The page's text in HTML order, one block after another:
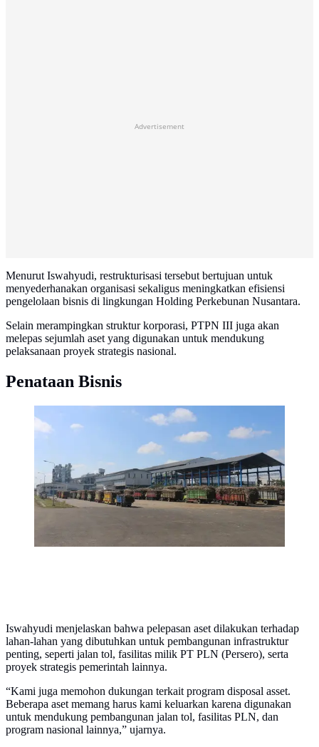
Advertisement
Menurut Iswahyudi, restrukturisasi tersebut bertujuan untuk
menyederhanakan organisasi sekaligus meningkatkan efisiensi
pengelolaan bisnis di lingkungan Holding Perkebunan Nusantara.
Selain merampingkan struktur korporasi, PTPN III juga akan
melepas sejumlah aset yang digunakan untuk mendukung
pelaksanaan proyek strategis nasional.
Penataan Bisnis
Holding Perkebunan Nusantara PTPN III (Persero)
berkomitmen meningkatkan pasokan Gula Kristal Putih
(GKP) dalam negeri. PTPN Group melalui Pabrik Gula
PT Industri Gula Glenmore (PT IGG) telah
menjalankan proses penggilingan tebu.
Iswahyudi menjelaskan bahwa pelepasan aset dilakukan terhadap
lahan-lahan yang dibutuhkan untuk pembangunan infrastruktur
penting, seperti jalan tol, fasilitas milik PT PLN (Persero), serta
proyek strategis pemerintah lainnya.
“Kami juga memohon dukungan terkait program disposal asset.
Beberapa aset memang harus kami keluarkan karena digunakan
untuk mendukung pembangunan jalan tol, fasilitas PLN, dan
program nasional lainnya,” ujarnya.